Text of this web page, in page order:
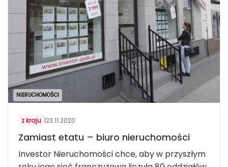
NIERUCHOMOŚCI
z kraju |23.11.2020
Zamiast etatu – biuro nieruchomości
Investor Nieruchomości chce, aby w przyszłym